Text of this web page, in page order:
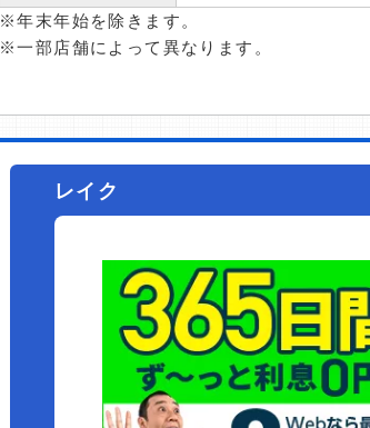
※年末年始を除きます。
※一部店舗によって異なります。
レイク